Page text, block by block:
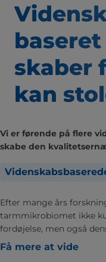
baseret
skaber
kan
Vi er førende på flere
skabe den
Efter mange års
tarmmikrobiomet ikke
fordøjelse, men også
Få mere at vide